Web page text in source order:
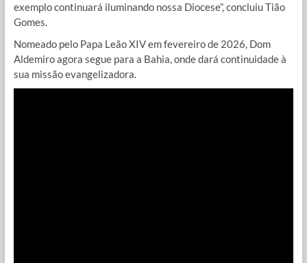
exemplo continuará iluminando nossa Diocese”, concluiu Tião
Gomes.
Nomeado pelo Papa Leão XIV em fevereiro de 2026, Dom
Aldemiro agora segue para a Bahia, onde dará continuidade à
sua missão evangelizadora.